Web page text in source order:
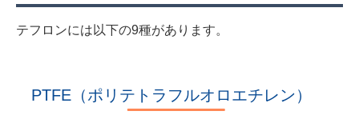
テフロンには以下の9種があります。
PTFE（ポリテトラフルオロエチレン）